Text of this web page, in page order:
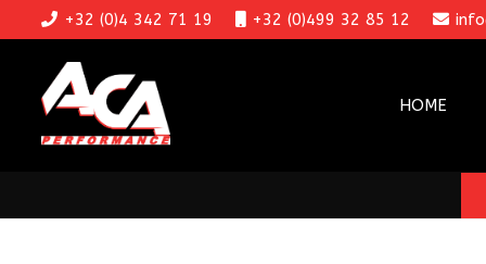
+32 (0)4 342 71 19 +32 (0)499 32 85 12
HOME